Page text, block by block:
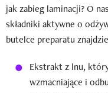
jak zabieg laminacji? O
składniki aktywne o
butelce preparatu
Ekstrakt z lnu,
wzmacniające i